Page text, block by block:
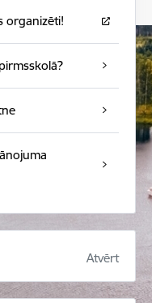
organizēti!
Atvērt